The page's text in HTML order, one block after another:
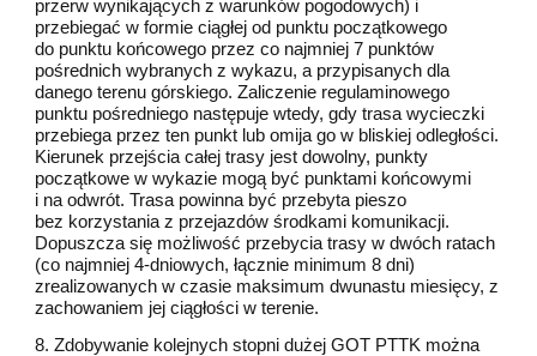
przerw wynikających z warunków pogodowych) i
przebiegać w formie ciągłej od punktu początkowego
do punktu końcowego przez co najmniej 7 punktów
pośrednich wybranych z wykazu, a przypisanych dla
danego terenu górskiego. Zaliczenie regulaminowego
punktu pośredniego następuje wtedy, gdy trasa wycieczki
przebiega przez ten punkt lub omija go w bliskiej odległości.
Kierunek przejścia całej trasy jest dowolny, punkty
początkowe w wykazie mogą być punktami końcowymi
i na odwrót. Trasa powinna być przebyta pieszo
bez korzystania z przejazdów środkami komunikacji.
Dopuszcza się możliwość przebycia trasy w dwóch ratach
(co najmniej 4-dniowych, łącznie minimum 8 dni)
zrealizowanych w czasie maksimum dwunastu miesięcy, z
zachowaniem jej ciągłości w terenie.
8. Zdobywanie kolejnych stopni dużej GOT PTTK można